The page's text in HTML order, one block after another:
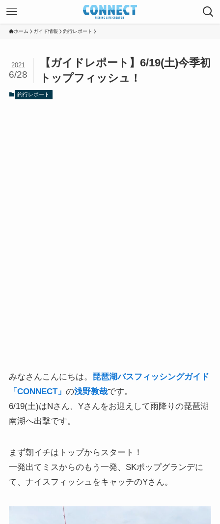
ホーム ガイド情報 釣行レポート
【ガイドレポート】6/19(土)今季初
トップフィッシュ！
2021
6/28
釣行レポート
みなさんこんにちは。 琵琶湖バスフィッシングガイド
「CONNECT」 の浅野敦哉です。
6/19(土)はNさん、Yさんをお迎えして雨降りの琵琶湖
南湖へ出撃です。
まず朝イチはトップからスタート！
一発出てミスからのもう一発、SKポップグランデに
て、ナイスフィッシュをキャッチのYさん。